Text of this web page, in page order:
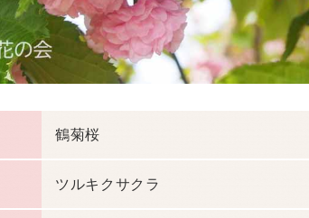
鶴菊桜
ツルキクサクラ